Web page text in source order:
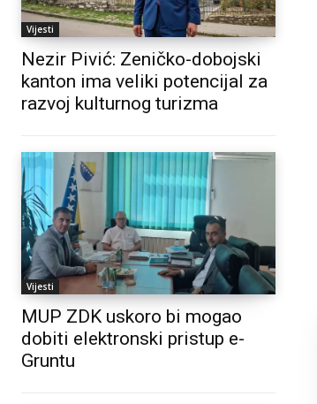
Vijesti
Nezir Pivić: Zeničko-dobojski
kanton ima veliki potencijal za
razvoj kulturnog turizma
Vijesti
MUP ZDK uskoro bi mogao
dobiti elektronski pristup e-
Gruntu